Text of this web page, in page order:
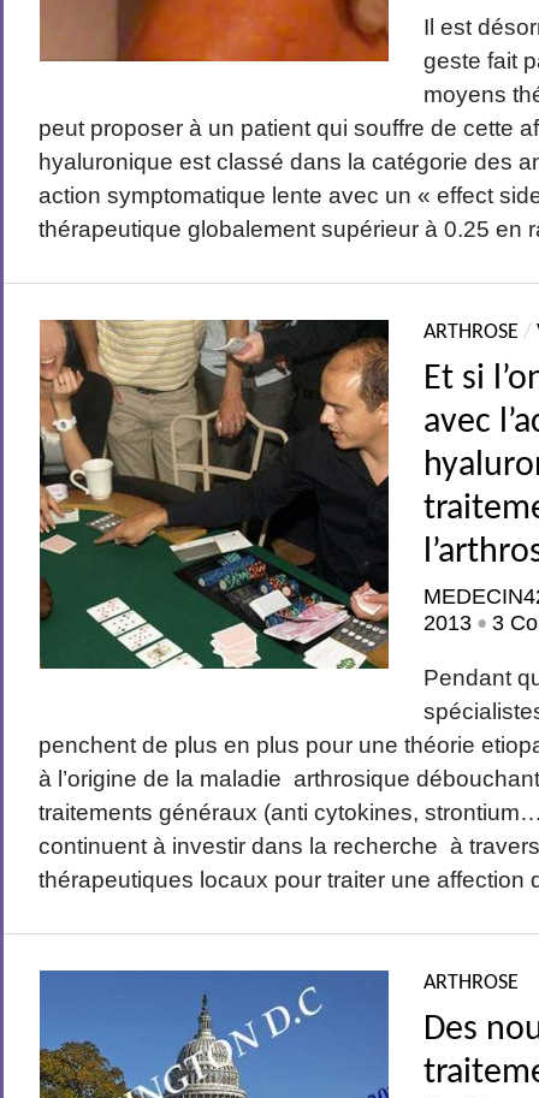
Il est
geste fait
moyens
peut proposer à un patient qui souffre de cette
hyaluronique est classé dans la catégorie des
action symptomatique lente avec un « effect
thérapeutique globalement supérieur à 0.25 en
ARTHROSE /
Et si
avec
2013 •3
Pendant
penchent de plus en plus pour une théorie
à l’origine de la maladie arthrosique
traitements généraux (anti cytokines,
continuent à investir dans la recherche à
thérapeutiques locaux pour traiter une affection
ARTHROSE
Des